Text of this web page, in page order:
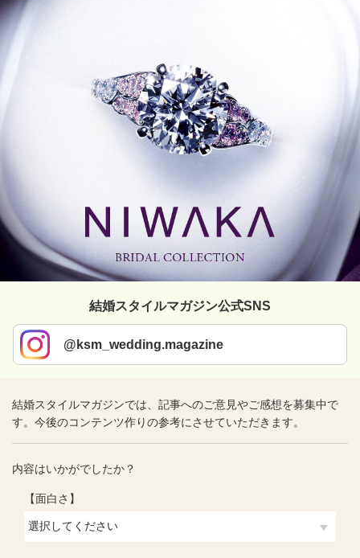
結婚スタイルマガジン公式SNS
@ksm_wedding.magazine
結婚スタイルマガジンでは、記事へのご意見やご感想を募集中で
す。今後のコンテンツ作りの参考にさせていただきます。
内容はいかがでしたか？
【面白さ】